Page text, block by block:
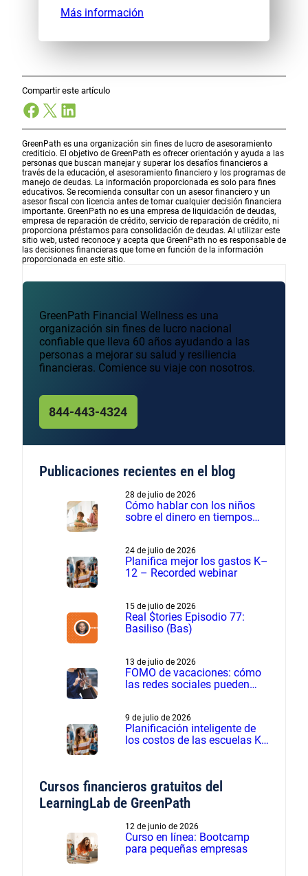
Más información
Compartir este artículo
Facebook
X LinkedIn
GreenPath es una organización sin fines de lucro de asesoramiento
crediticio. El objetivo de GreenPath es ofrecer orientación y ayuda a las
personas que buscan manejar y superar los desafíos financieros a
través de la educación, el asesoramiento financiero y los programas de
manejo de deudas. La información proporcionada es solo para fines
educativos. Se recomienda consultar con un asesor financiero y un
asesor fiscal con licencia antes de tomar cualquier decisión financiera
importante. GreenPath no es una empresa de liquidación de deudas,
empresa de reparación de crédito, servicio de reparación de crédito, ni
proporciona préstamos para consolidación de deudas. Al utilizar este
sitio web, usted reconoce y acepta que GreenPath no es responsable de
las decisiones financieras que tome en función de la información
proporcionada en este sitio.
GreenPath Financial Wellness es una
organización sin fines de lucro nacional
confiable que lleva 60 años ayudando a las
personas a mejorar su salud y resiliencia
financieras. Comience su viaje con nosotros.
844-443-4324
Publicaciones recientes en el blog
28 de julio de 2026
Cómo hablar con los niños
sobre el dinero en tiempos
24 de julio de 2026
Planifica mejor los gastos K–
12 – Recorded webinar
15 de julio de 2026
Real $tories Episodio 77:
Basiliso (Bas)
13 de julio de 2026
FOMO de vacaciones: cómo
las redes sociales pueden
9 de julio de 2026
Planificación inteligente de
los costos de las escuelas K-
Cursos financieros gratuitos del
LearningLab de GreenPath
12 de junio de 2026
Curso en línea: Bootcamp
para pequeñas empresas